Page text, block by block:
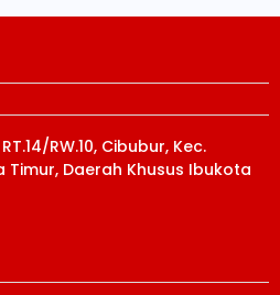
RW.10, Cibubur, Kec.
Daerah Khusus Ibukota